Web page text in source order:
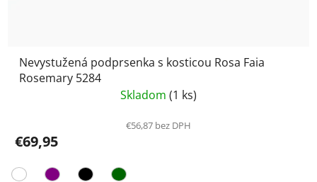
Nevystužená podprsenka s kosticou Rosa Faia
Rosemary 5284
Skladom (1 ks)
€56,87 bez DPH
€69,95